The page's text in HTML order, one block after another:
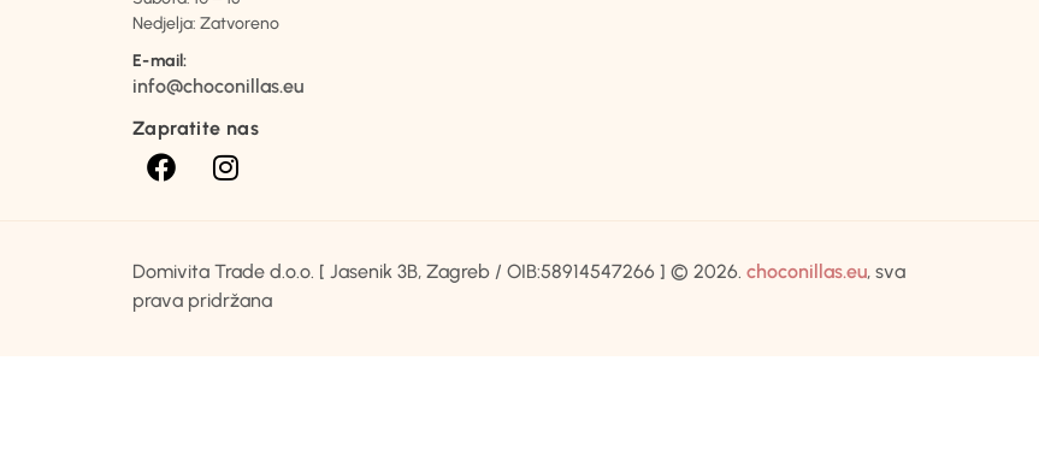
Nedjelja: Zatvoreno
E-mail:
info@choconillas.eu
Zapratite nas
Domivita Trade d.o.o. [ Jasenik 3B, Zagreb / OIB:58914547266 ] © 2026. choconillas.eu, sva
prava pridržana